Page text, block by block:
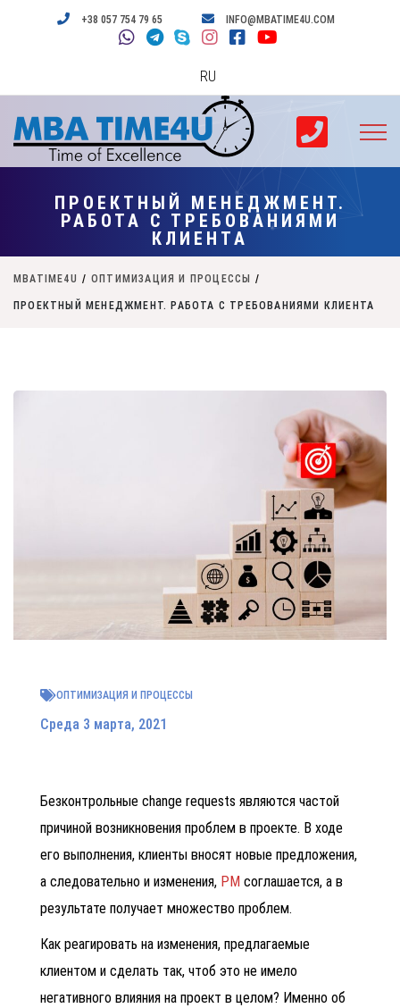
+38 057 754 79 65 INFO@MBATIME4U.COM
RU
ПРОЕКТНЫЙ МЕНЕДЖМЕНТ.
РАБОТА С ТРЕБОВАНИЯМИ
КЛИЕНТА
MBATIME4U / ОПТИМИЗАЦИЯ И ПРОЦЕССЫ /
ПРОЕКТНЫЙ МЕНЕДЖМЕНТ. РАБОТА С ТРЕБОВАНИЯМИ КЛИЕНТА
ОПТИМИЗАЦИЯ И ПРОЦЕССЫ
Среда 3 марта, 2021
Безконтрольные change requests являются частой
причиной возникновения проблем в проекте. В ходе
его выполнения, клиенты вносят новые предложения,
а следовательно и изменения, РМ соглашается, а в
результате получает множество проблем.
Как реагировать на изменения, предлагаемые
клиентом и сделать так, чтоб это не имело
негативного влияния на проект в целом? Именно об